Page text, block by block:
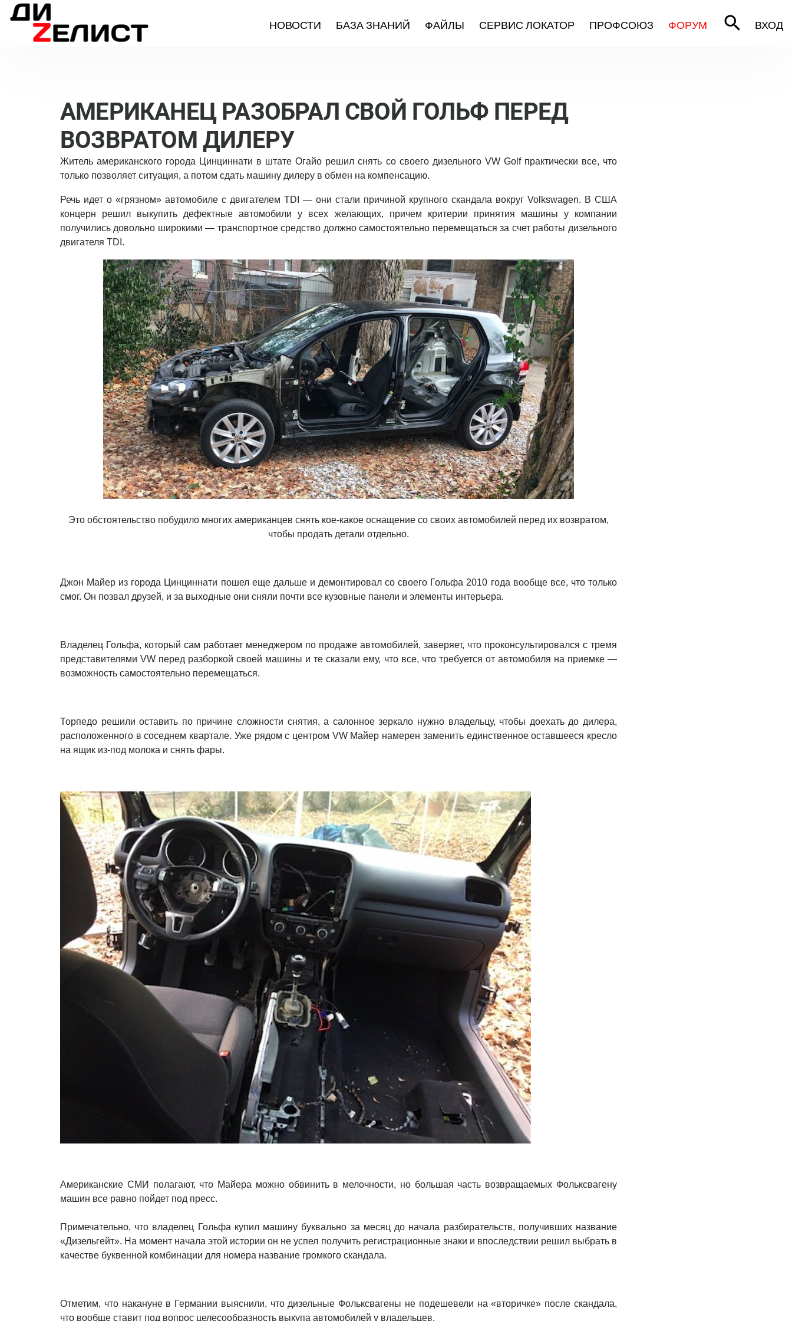
НОВОСТИ БАЗА ЗНАНИЙ ФАЙЛЫ СЕРВИС ЛОКАТОР ПРОФСОЮЗ ФОРУМ search ВХОД
АМЕРИКАНЕЦ РАЗОБРАЛ СВОЙ ГОЛЬФ ПЕРЕД
ВОЗВРАТОМ ДИЛЕРУ
Житель американского города Цинциннати в штате Огайо решил снять со своего дизельного VW Golf практически все, что
только позволяет ситуация, а потом сдать машину дилеру в обмен на компенсацию.
Речь идет о «грязном» автомобиле с двигателем TDI — они стали причиной крупного скандала вокруг Volkswagen. В США
концерн решил выкупить дефектные автомобили у всех желающих, причем критерии принятия машины у компании
получились довольно широкими — транспортное средство должно самостоятельно перемещаться за счет работы дизельного
двигателя TDI.
Это обстоятельство побудило многих американцев снять кое-какое оснащение со своих автомобилей перед их возвратом,
чтобы продать детали отдельно.
Джон Майер из города Цинциннати пошел еще дальше и демонтировал со своего Гольфа 2010 года вообще все, что только
смог. Он позвал друзей, и за выходные они сняли почти все кузовные панели и элементы интерьера.
Владелец Гольфа, который сам работает менеджером по продаже автомобилей, заверяет, что проконсультировался с тремя
представителями VW перед разборкой своей машины и те сказали ему, что все, что требуется от автомобиля на приемке —
возможность самостоятельно перемещаться.
Торпедо решили оставить по причине сложности снятия, а салонное зеркало нужно владельцу, чтобы доехать до дилера,
расположенного в соседнем квартале. Уже рядом с центром VW Майер намерен заменить единственное оставшееся кресло
на ящик из-под молока и снять фары.
Американские СМИ полагают, что Майера можно обвинить в мелочности, но большая часть возвращаемых Фольксвагену
машин все равно пойдет под пресс.
Примечательно, что владелец Гольфа купил машину буквально за месяц до начала разбирательств, получивших название
«Дизельгейт». На момент начала этой истории он не успел получить регистрационные знаки и впоследствии решил выбрать в
качестве буквенной комбинации для номера название громкого скандала.
Отметим, что накануне в Германии выяснили, что дизельные Фольксвагены не подешевели на «вторичке» после скандала,
что вообще ставит под вопрос целесообразность выкупа автомобилей у владельцев.